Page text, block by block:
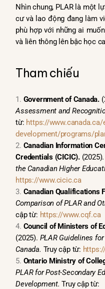
Nhìn chung, PLAR là một
cư và lao động đang làm
phù hợp với những ai
và liên thông lên bậc học
Tham chiếu
Government of Canada.
Assessment and
từ: https://
development/programs/
Canadian Information
Credentials (CICIC).(2025).
the Canadian Higher
https://www.cicic.ca
Canadian Qualifications
Comparison of PLAR and
cập từ: https://www.cqf.ca
Council of Ministers of
(2025). PLAR Guidelines
Canada. Truy cập từ:
Ontario Ministry of
PLAR for Post-Secondary
Development. Truy cập từ: